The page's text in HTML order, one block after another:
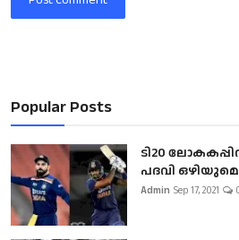
Popular Posts
ടി20
പദവി
Admin Sep 17, 2021